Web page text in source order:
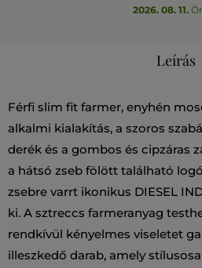
2026. 08. 11.
Leírás
Férfi slim fit farmer, enyhén
alkalmi kialakítás, a szoros
derék és a gombos és cipzáras
a hátsó zseb fölött található
zsebre varrt ikonikus DIESEL
ki. A sztreccs farmeranyag
rendkívül kényelmes viseletet
illeszkedő darab, amely